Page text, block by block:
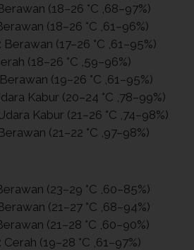
(18–26 °C ,68–97%)
(18–26 °C ,61–96%)
(17–26 °C ,61–95%)
(18–26 °C ,59–96%)
(19–26 °C ,61–95%)
Kabur (20–24 °C ,78–99%)
Kabur (21–26 °C ,74–98%)
(21–22 °C ,97–98%)
(23–29 °C ,60–85%)
(21–27 °C ,68–94%)
(21–28 °C ,60–90%)
(19–28 °C ,61–97%)